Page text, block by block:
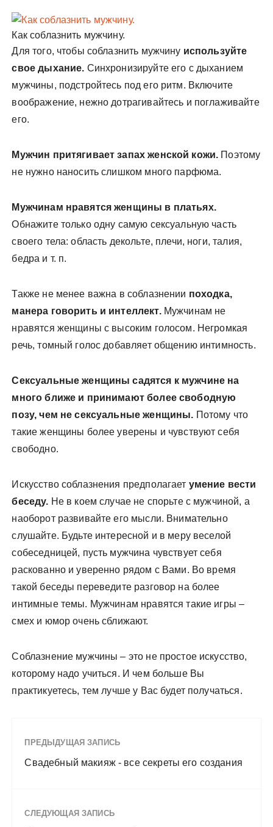
Как соблазнить мужчину.
Для того, чтобы соблазнить мужчину используйте
свое дыхание. Синхронизируйте его с дыханием
мужчины, подстройтесь под его ритм. Включите
воображение, нежно дотрагивайтесь и поглаживайте
его.
Мужчин притягивает запах женской кожи. Поэтому
не нужно наносить слишком много парфюма.
Мужчинам нравятся женщины в платьях.
Обнажите только одну самую сексуальную часть
своего тела: область декольте, плечи, ноги, талия,
бедра и т. п.
Также не менее важна в соблазнении походка,
манера говорить и интеллект.Мужчинам не
нравятся женщины с высоким голосом. Негромкая
речь, томный голос добавляет общению интимность.
Cексуальные женщины садятся к мужчине на
много ближе и принимают более свободную
позу, чем не сексуальные женщины. Потому что
такие женщины более уверены и чувствуют себя
свободно.
Искусство соблазнения предполагает умение вести
беседу. Не в коем случае не спорьте с мужчиной, а
наоборот развивайте его мысли. Внимательно
слушайте. Будьте интересной и в меру веселой
собеседницей, пусть мужчина чувствует себя
раскованно и уверенно рядом с Вами. Во время
такой беседы переведите разговор на более
интимные темы. Мужчинам нравятся такие игры –
смех и юмор очень сближают.
Соблазнение мужчины – это не простое искусство,
которому надо учиться. И чем больше Вы
практикуетесь, тем лучше у Вас будет получаться.
ПРЕДЫДУЩАЯ ЗАПИСЬ
Свадебный макияж - все секреты его создания
СЛЕДУЮЩАЯ ЗАПИСЬ